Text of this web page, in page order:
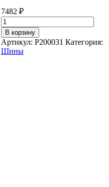
7482 ₽
Количество
товара
Attar
S02
235/55/R17
В корзину
Артикул: P200031 Категория:
Шины